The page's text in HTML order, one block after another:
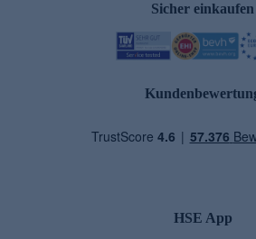
Sicher einkaufen
HSE App